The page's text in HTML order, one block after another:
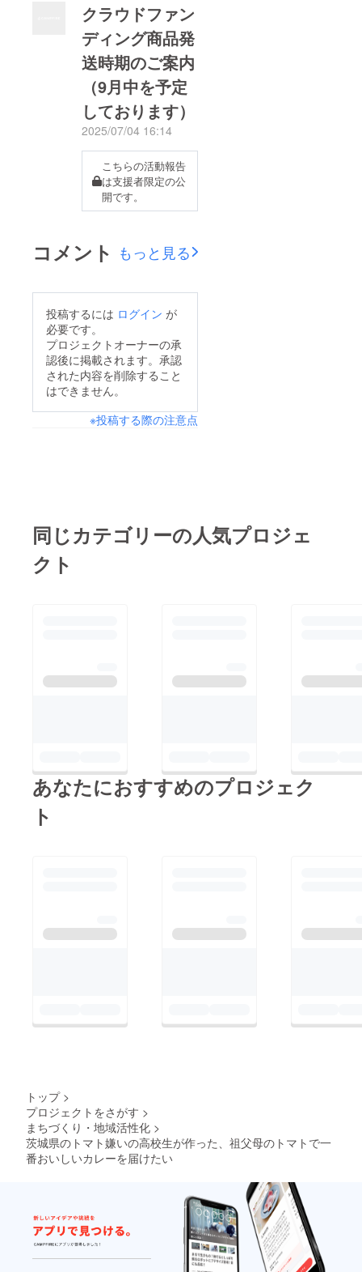
MOTTAINAI BATON株
式会社の目取眞（めど
るま）と申します。リ
ターンのお届けについ
て、本来でしたら９月
末に発送のところ、お
時間をいただいてし
まっていることを、お
詫びとともにご報告さ
せていただきます。あ
地域や学校と進めてい
るプロジェクトも重
に進まない時期もあり
ました。現在は、年内
（12月中）のお届けを
目標に、改めて準備を
たせしてしまい大変申
お願いします。
MOTTAINAI BATON株
クラウドファン
ディング商品発
送時期のご案内
（9月中を予定
しております）
2025/07/04 16:14
こちらの活動報告
は支援者限定の公
開です。
コメント もっと見る
投稿するには ログイン が
必要です。
プロジェクトオーナーの承
認後に掲載されます。承認
された内容を削除すること
はできません。
※投稿する際の注意点
同じカテゴリーの人気プロジェ
クト
あなたにおすすめのプロジェク
ト
トップ >
プロジェクトをさがす >
まちづくり・地域活性化 >
茨城県のトマト嫌いの高校生が作った、祖父母のトマトで一
番おいしいカレーを届けたい